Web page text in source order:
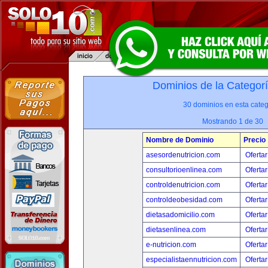
Dominios de la
30 dominios en esta
Mostrando 1 de 30
Nombre de Dominio
Precio
asesordenutricion.com
consultorioenlinea.com
controldenutricion.com
controldeobesidad.com
dietasadomicilio.com
dietasenlinea.com
e-nutricion.com
especialistaennutricion.com